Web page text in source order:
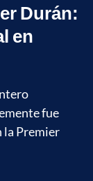
Durán:
en
fue
la Premier